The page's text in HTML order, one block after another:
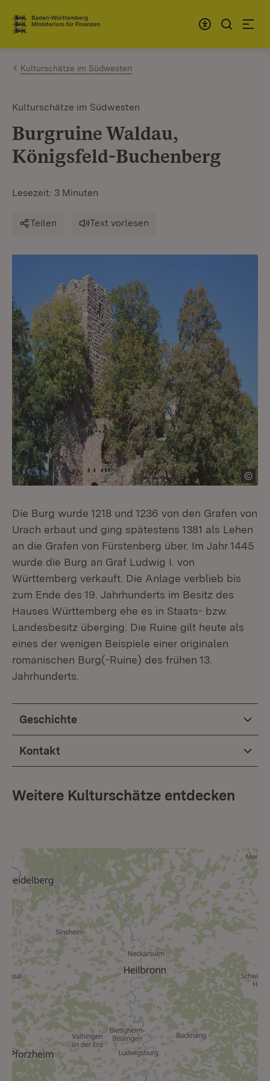
Zum Inhalt springen
Link zur Startseite
Kulturschätze im Südwesten
Kulturschätze im Südwesten
Burgruine Waldau,
Königsfeld-Buchenberg
Lesezeit: 3 Minuten
Teilen Text vorlesen
Die Burg wurde 1218 und 1236 von den Grafen von
Urach erbaut und ging spätestens 1381 als Lehen
an die Grafen von Fürstenberg über. Im Jahr 1445
wurde die Burg an Graf Ludwig I. von
Württemberg verkauft. Die Anlage verblieb bis
zum Ende des 19. Jahrhunderts im Besitz des
Hauses Württemberg ehe es in Staats- bzw.
Landesbesitz überging. Die Ruine gilt heute als
eines der wenigen Beispiele einer originalen
romanischen Burg(-Ruine) des frühen 13.
Jahrhunderts.
Geschichte
Kontakt
Weitere Kulturschätze entdecken